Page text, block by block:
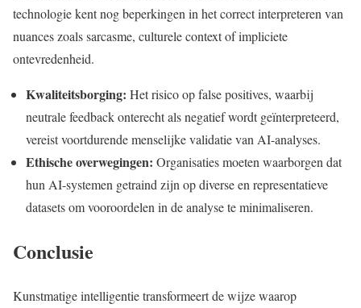
technologie kent nog beperkingen in het correct interpreteren van
nuances zoals sarcasme, culturele context of impliciete
ontevredenheid.
Kwaliteitsborging: Het risico op false positives, waarbij
neutrale feedback onterecht als negatief wordt geïnterpreteerd,
vereist voortdurende menselijke validatie van AI-analyses.
Ethische overwegingen: Organisaties moeten waarborgen dat
hun AI-systemen getraind zijn op diverse en representatieve
datasets om vooroordelen in de analyse te minimaliseren.
Conclusie
Kunstmatige intelligentie transformeert de wijze waarop